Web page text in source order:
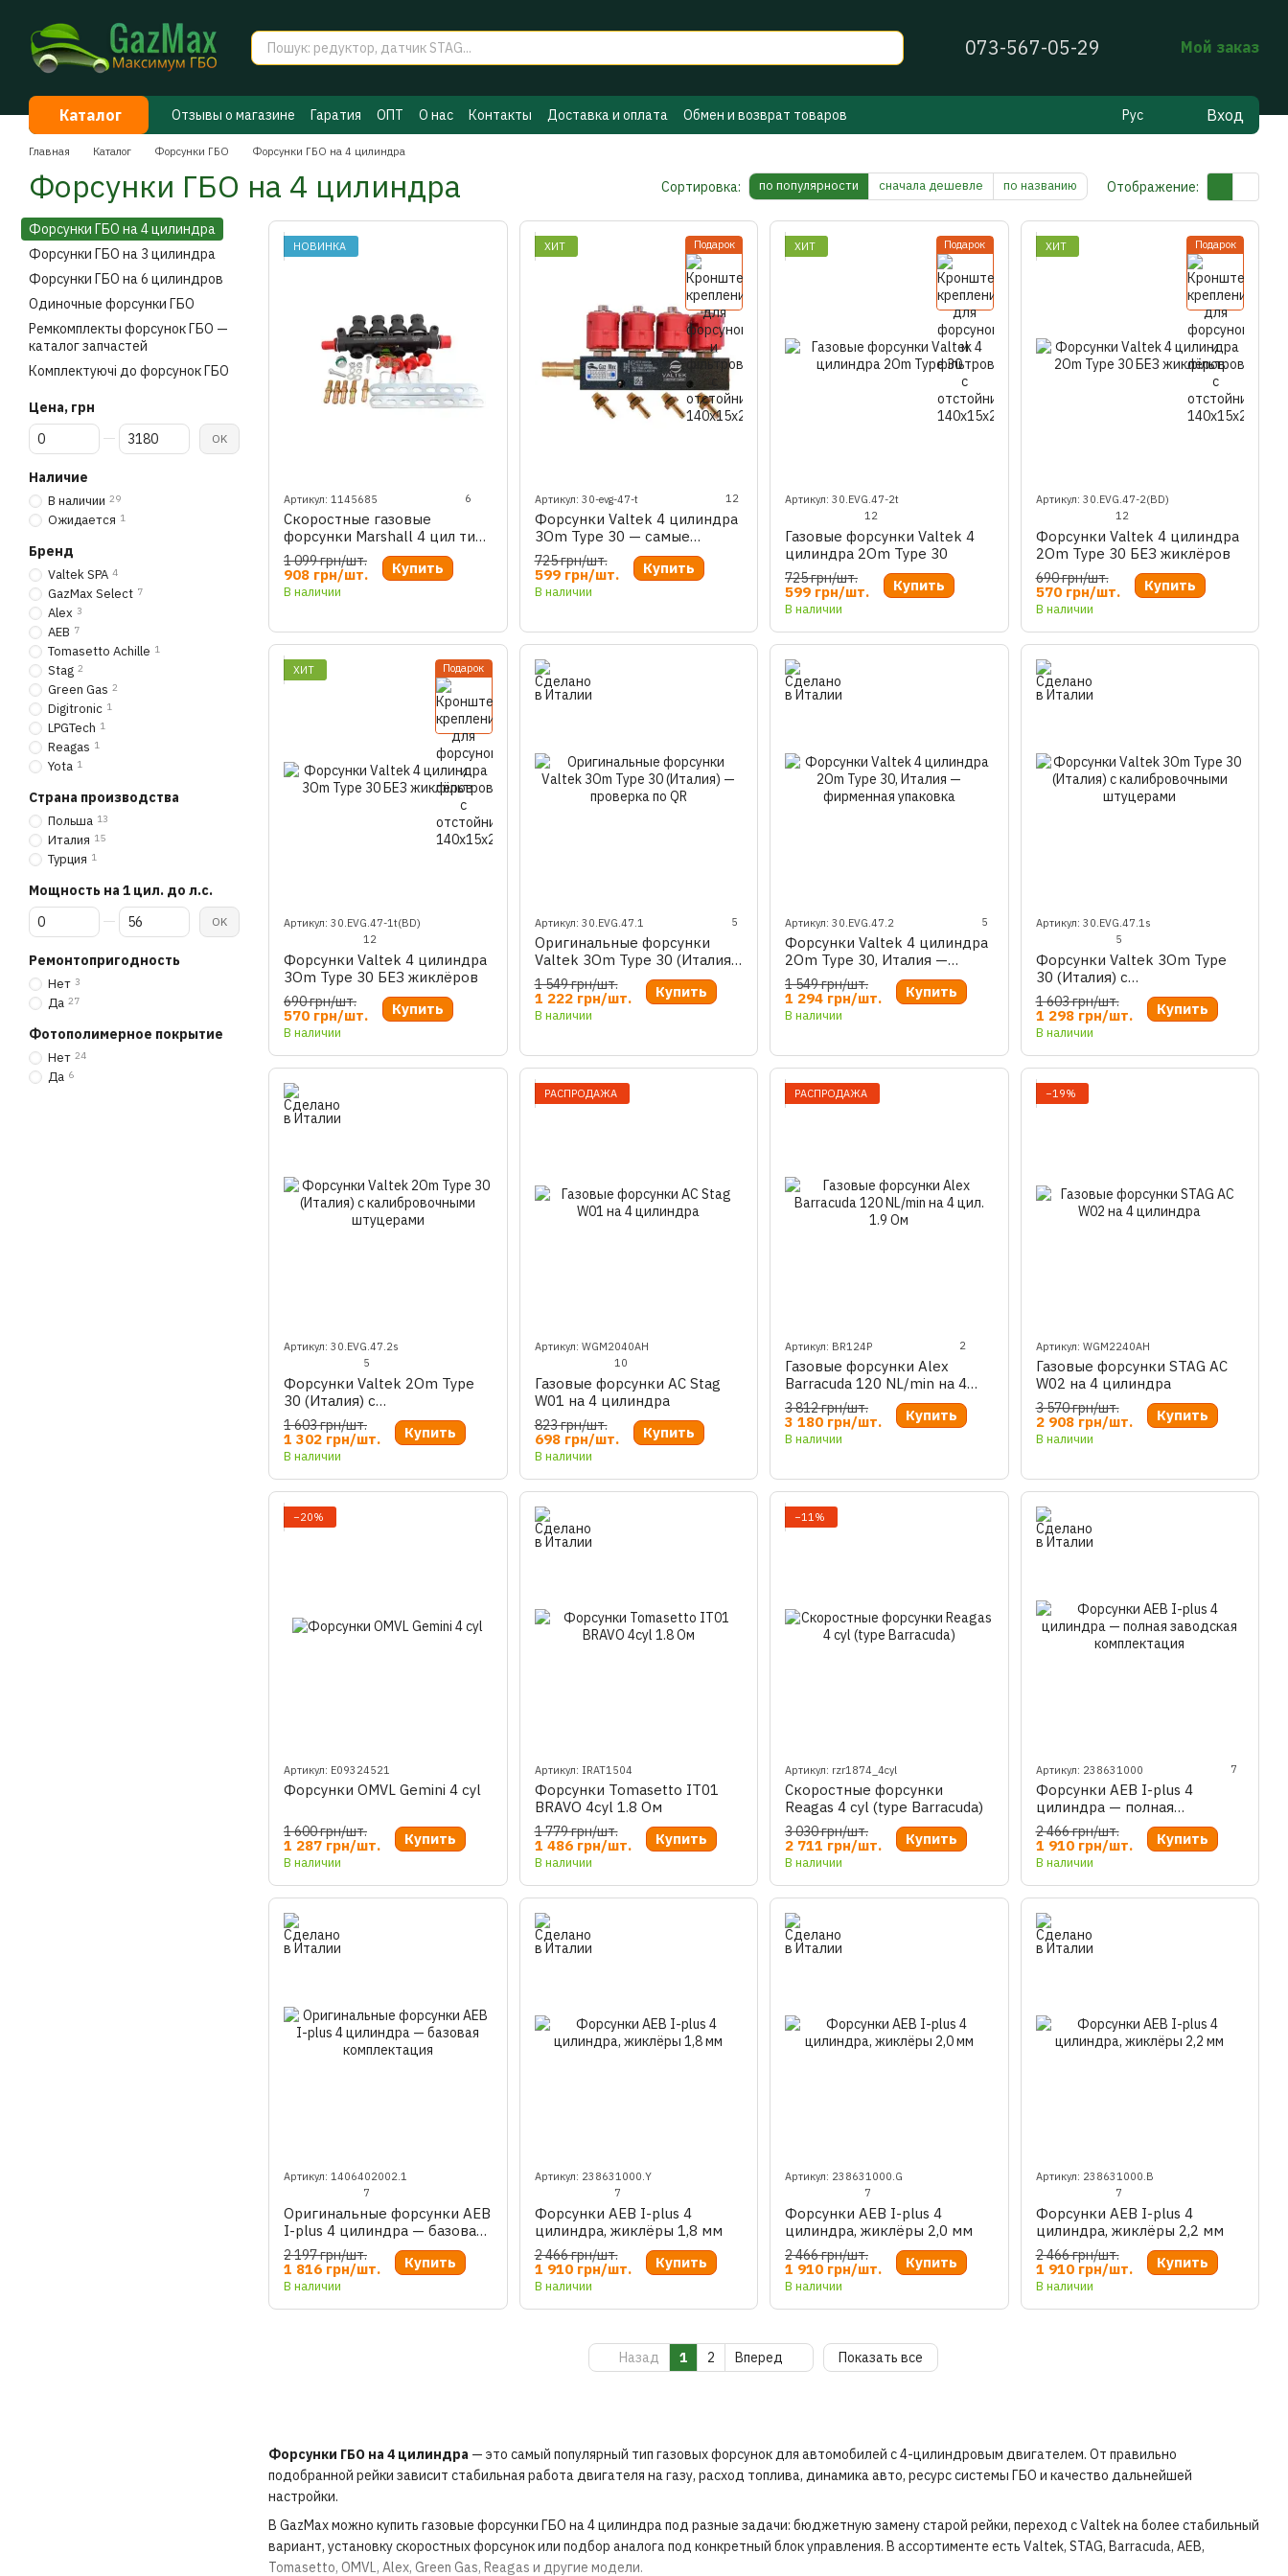
073-567-05-29 Мой заказ
Каталог Отзывы о магазине Гаратия ОПТ О нас Контакты Доставка и оплата
Обмен и возврат товаров
Договор публичной оферты
Секреты ГБО Политика конфиденциальности Бренды
Рус Вход
Главная Каталог Форсунки ГБО Форсунки ГБО на 4 цилиндра
Форсунки ГБО на 4 цилиндра Сортировка: по популярности сначала дешевле по названию Отображение:
Форсунки ГБО на 4 цилиндра — это самый популярный тип газовых форсунок для автомобилей с 4-цилиндровым двигателем. От правильно
подобранной рейки зависит стабильная работа двигателя на газу, расход топлива, динамика авто, ресурс системы ГБО и качество дальнейшей
настройки.
В GazMax можно купить газовые форсунки ГБО на 4 цилиндра под разные задачи: бюджетную замену старой рейки, переход с Valtek на более стабильный
вариант, установку скоростных форсунок или подбор аналога под конкретный блок управления. В ассортименте есть Valtek, STAG, Barracuda, AEB,
Tomasetto, OMVL, Alex, Green Gas, Reagas и другие модели.
НОВИНКА
Артикул: 1145685 6
Скоростные газовые
форсунки Marshall 4 цил тип
AEB, Hound
1 099 грн/шт.
908 грн/шт. Купить
В наличии
Подарок
ХИТ
Артикул: 30-evg-47-t 12
Форсунки Valtek 4 цилиндра
3Om Type 30 — самые
популярные в мире
725 грн/шт.
599 грн/шт. Купить
В наличии
Подарок
ХИТ
Артикул: 30.EVG.47-2t
12
Газовые форсунки Valtek 4
цилиндра 2Om Type 30
725 грн/шт.
599 грн/шт. Купить
В наличии
Подарок
ХИТ
Артикул: 30.EVG.47-2(BD)
12
Форсунки Valtek 4 цилиндра
2Om Type 30 БЕЗ жиклёров
690 грн/шт.
570 грн/шт. Купить
В наличии
Подарок
ХИТ
Артикул: 30.EVG.47-1t(BD)
12
Форсунки Valtek 4 цилиндра
3Om Type 30 БЕЗ жиклёров
690 грн/шт.
570 грн/шт. Купить
В наличии
Артикул: 30.EVG.47.1 5
Оригинальные форсунки
Valtek 3Om Type 30 (Италия)
— проверка по QR
1 549 грн/шт.
1 222 грн/шт. Купить
В наличии
Артикул: 30.EVG.47.2 5
Форсунки Valtek 4 цилиндра
2Om Type 30, Италия —
фирменная упаковка
1 549 грн/шт.
1 294 грн/шт. Купить
В наличии
Артикул: 30.EVG.47.1s
5
Форсунки Valtek 3Om Type
30 (Италия) с
калибровочными штуцерами
1 603 грн/шт.
1 298 грн/шт. Купить
В наличии
Артикул: 30.EVG.47.2s
5
Форсунки Valtek 2Om Type
30 (Италия) с
калибровочными штуцерами
1 603 грн/шт.
1 302 грн/шт. Купить
В наличии
РАСПРОДАЖА
Артикул: WGM2040AH
10
Газовые форсунки AC Stag
W01 на 4 цилиндра
823 грн/шт.
698 грн/шт. Купить
В наличии
РАСПРОДАЖА
Артикул: BR124P 2
Газовые форсунки Alex
Barracuda 120 NL/min на 4
цил. 1.9 Ом
3 812 грн/шт.
3 180 грн/шт. Купить
В наличии
−19%
Артикул: WGM2240AH
Газовые форсунки STAG AC
W02 на 4 цилиндра
3 570 грн/шт.
2 908 грн/шт. Купить
В наличии
−20%
Артикул: E09324521
Форсунки OMVL Gemini 4 cyl
1 600 грн/шт.
1 287 грн/шт. Купить
В наличии
Артикул: IRAT1504
Форсунки Tomasetto IT01
BRAVO 4cyl 1.8 Ом
1 779 грн/шт.
1 486 грн/шт. Купить
В наличии
−11%
Артикул: rzr1874_4cyl
Скоростные форсунки
Reagas 4 cyl (type Barracuda)
3 030 грн/шт.
2 711 грн/шт. Купить
В наличии
Артикул: 238631000 7
Форсунки AEB I-plus 4
цилиндра — полная
заводская комплектация
2 466 грн/шт.
1 910 грн/шт. Купить
В наличии
Артикул: 1406402002.1
7
Оригинальные форсунки AEB
I-plus 4 цилиндра — базовая
комплектация
2 197 грн/шт.
1 816 грн/шт. Купить
В наличии
Артикул: 238631000.Y
7
Форсунки AEB I-plus 4
цилиндра, жиклёры 1,8 мм
2 466 грн/шт.
1 910 грн/шт. Купить
В наличии
Артикул: 238631000.G
7
Форсунки AEB I-plus 4
цилиндра, жиклёры 2,0 мм
2 466 грн/шт.
1 910 грн/шт. Купить
В наличии
Артикул: 238631000.B
7
Форсунки AEB I-plus 4
цилиндра, жиклёры 2,2 мм
2 466 грн/шт.
1 910 грн/шт. Купить
В наличии
Назад 1 2 Вперед Показать все
Форсунки ГБО на 4 цилиндра
Форсунки ГБО на 3 цилиндра
Форсунки ГБО на 6 цилиндров
Одиночные форсунки ГБО
Ремкомплекты форсунок ГБО —
каталог запчастей
Комплектуючі до форсунок ГБО
Цена, грн
От Цена, грн
До Цена, грн OK
Наличие
В наличии 29
Ожидается 1
Бренд
Valtek SPA 4
GazMax Select 7
Alex 3
AEB 7
Tomasetto Achille 1
Stag 2
Green Gas 2
Digitronic 1
LPGTech 1
Reagas 1
Yota 1
Страна производства
Польша 13
Италия 15
Турция 1
Мощность на 1 цил. до л.с.
От Мощность на 1 цил. до л.с.
До Мощность на 1 цил. до л.с.OK
Ремонтопригодность
Нет 3
Да 27
Фотополимерное покрытие
Нет 24
Да 6